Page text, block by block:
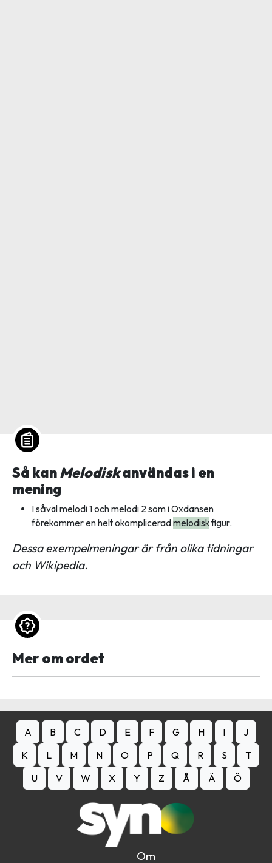
Så kanMelodiskanvändas i en
mening
I såväl melodi 1 och melodi 2 som i Oxdansen
förekommer en helt okompliceradmelodiskfigur.
Dessa exempelmeningar är från olika tidningar
och Wikipedia.
Mer om ordet
A B C D E F G H I
J
K
L M N O P Q R S
T
U
V W X Y Z Å Ä Ö
Om